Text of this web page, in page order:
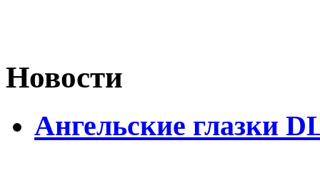
Новости
Ангельские глазки